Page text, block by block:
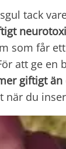
tack
som får
att ge
giftigt än
när du